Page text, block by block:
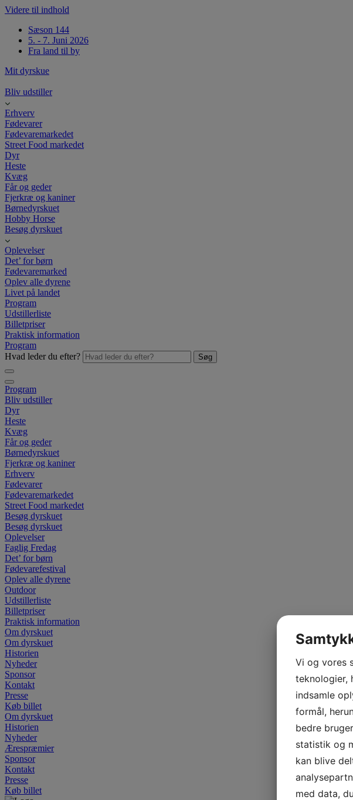
Videre til indhold
Sæson 144
5. - 7. Juni 2026
Fra land til by
Mit dyrskue
Bliv udstiller
Erhverv
Fødevarer
Fødevaremarkedet
Street Food markedet
Dyr
Heste
Kvæg
Får og geder
Fjerkræ og kaniner
Børnedyrskuet
Hobby Horse
Besøg dyrskuet
Oplevelser
Det’ for børn
Fødevaremarked
Oplev alle dyrene
Livet på landet
Program
Udstillerliste
Billetpriser
Praktisk information
Program
Hvad leder du efter?
Søg
Program
Bliv udstiller
Dyr
Heste
Kvæg
Får og geder
Børnedyrskuet
Fjerkræ og kaniner
Erhverv
Fødevarer
Fødevaremarkedet
Street Food markedet
Besøg dyrskuet
Besøg dyrskuet
Oplevelser
Faglig Fredag
Det’ for børn
Fødevarefestival
Oplev alle dyrene
Outdoor
Udstillerliste
Billetpriser
Praktisk information
Om dyrskuet
Om dyrskuet
Historien
Nyheder
Sponsor
Kontakt
Presse
Køb billet
Om dyrskuet
Historien
Nyheder
Ærespræmier
Sponsor
Kontakt
Presse
Køb billet
Vi og vores
teknologier,
indsamle
formål,
bedre
statistik og
kan blive
med data,